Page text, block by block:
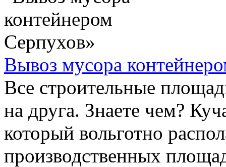
Вывоз мусора
Все строительные
на друга. Знаете чем?
который вольготно
производственных